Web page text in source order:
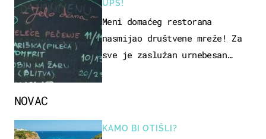
UPS!
Meni domaćeg restorana
nasmijao društvene mreže! Za
sve je zaslužan urnebesan
NOVAC
KAMO BI OTIŠLI?